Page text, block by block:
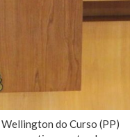
do Curso (PP)